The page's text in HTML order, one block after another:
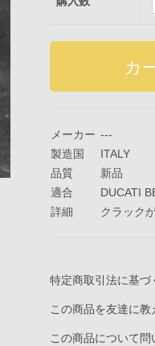
メーカー ---
製造国
ITALY
品質
新品
適合
DUCATI
詳細
クラック
特定商取引法に基づ
この商品を友達に教
この商品について問